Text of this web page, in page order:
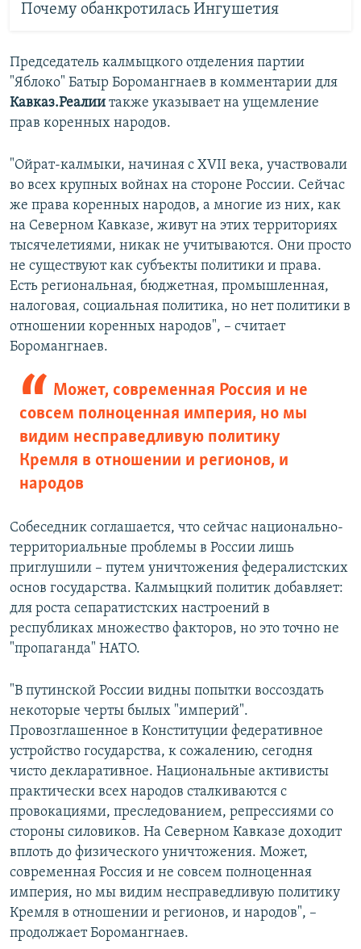
Почему обанкротилась Ингушетия
Председатель калмыцкого отделения партии
"Яблоко" Батыр Боромангнаев в комментарии для
Кавказ.Реалии также указывает на ущемление
прав коренных народов.
"Ойрат-калмыки, начиная с XVII века, участвовали
во всех крупных войнах на стороне России. Сейчас
же права коренных народов, а многие из них, как
на Северном Кавказе, живут на этих территориях
тысячелетиями, никак не учитываются. Они просто
не существуют как субъекты политики и права.
Есть региональная, бюджетная, промышленная,
налоговая, социальная политика, но нет политики в
отношении коренных народов", – считает
Боромангнаев.
Может, современная Россия и не
совсем полноценная империя, но мы
видим несправедливую политику
Кремля в отношении и регионов, и
народов
Собеседник соглашается, что сейчас национально-
территориальные проблемы в России лишь
приглушили – путем уничтожения федералистских
основ государства. Калмыцкий политик добавляет:
для роста сепаратистских настроений в
республиках множество факторов, но это точно не
"пропаганда" НАТО.
"В путинской России видны попытки воссоздать
некоторые черты былых "империй".
Провозглашенное в Конституции федеративное
устройство государства, к сожалению, сегодня
чисто декларативное. Национальные активисты
практически всех народов сталкиваются с
провокациями, преследованием, репрессиями со
стороны силовиков. На Северном Кавказе доходит
вплоть до физического уничтожения. Может,
современная Россия и не совсем полноценная
империя, но мы видим несправедливую политику
Кремля в отношении и регионов, и народов", –
продолжает Боромангнаев.